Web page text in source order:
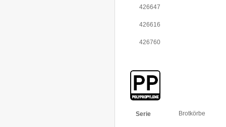
426647
426616
426760
Serie Brotkörbe